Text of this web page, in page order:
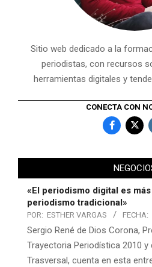
Sitio web dedicado a la
periodistas, con recursos
herramientas digitales y
CONECTA CON
«El periodismo digital es
periodismo tradicional»
POR: ESTHER VARGAS FECHA:
Sergio René de Dios Corona,
Trayectoria Periodística 2010
Trasversal, cuenta en esta